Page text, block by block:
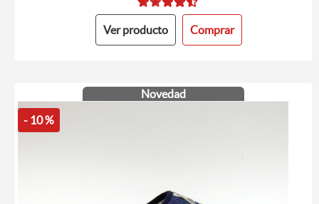
Ver producto Comprar
Novedad
- 10 %